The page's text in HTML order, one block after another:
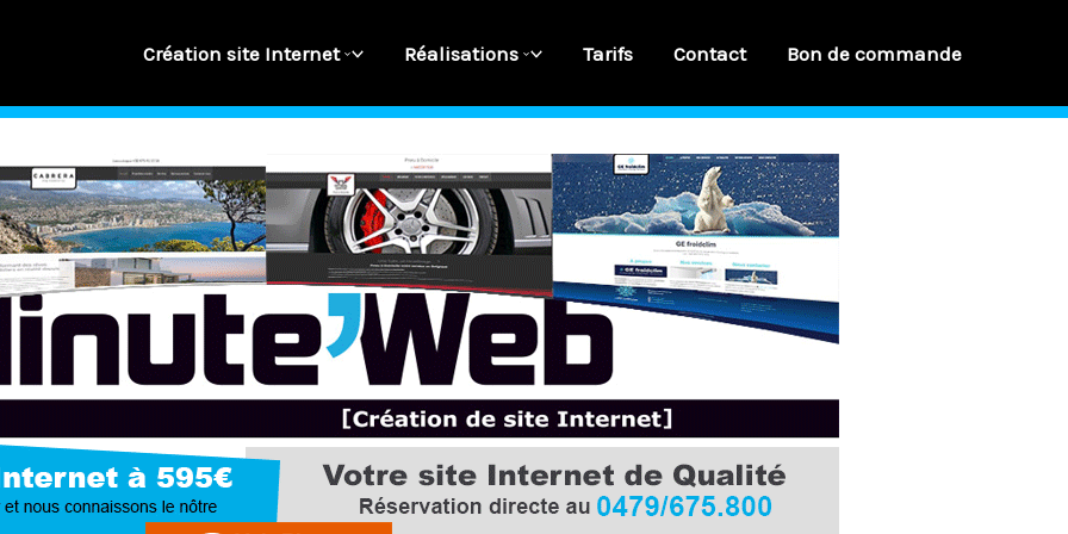
Création site Internet Réalisations Tarifs Contact Bon de commande